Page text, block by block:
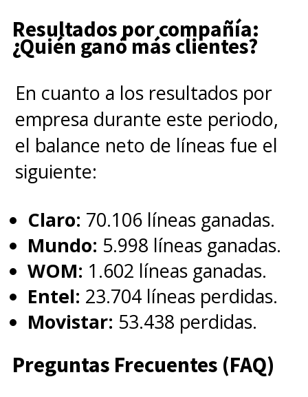
Resultados por compañía:
¿Quién ganó más clientes?
En cuanto a los resultados por
empresa durante este periodo,
el balance neto de líneas fue el
siguiente:
Claro: 70.106 líneas ganadas.
Mundo: 5.998 líneas ganadas.
WOM: 1.602 líneas ganadas.
Entel: 23.704 líneas perdidas.
Movistar: 53.438 perdidas.
Preguntas Frecuentes (FAQ)